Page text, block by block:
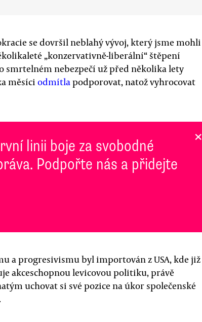
se dovršil neblahý vývoj, který jsme mohli
„konzervativně-liberální“ štěpení
smrtelném nebezpečí už před několika lety
měsíci odmítlapodporovat, natož vyhrocovat
linii boje za svobodné
Podpořte nás a přidejte
×
a progresivismu byl importován z USA, kde již
akceschopnou levicovou politiku, právě
uchovat si své pozice na úkor společenské